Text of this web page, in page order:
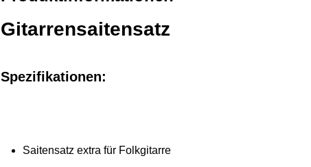
Gitarrensaitensatz
Spezifikationen:
Saitensatz extra für Folkgitarre